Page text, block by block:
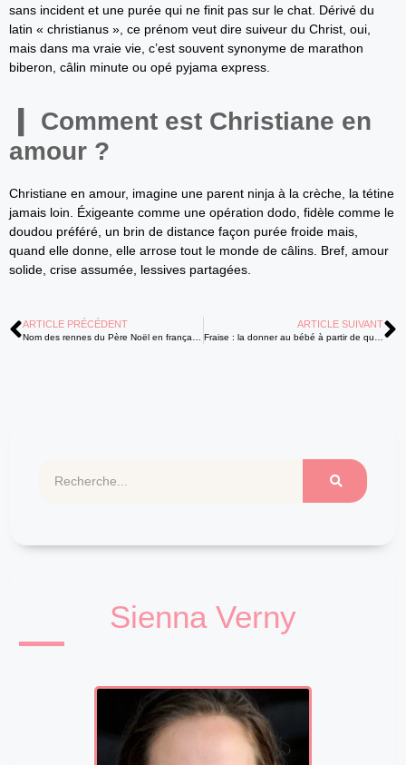
sans incident et une purée qui ne finit pas sur le chat. Dérivé du
latin « christianus », ce prénom veut dire suiveur du Christ, oui,
mais dans ma vraie vie, c’est souvent synonyme de marathon
biberon, câlin minute ou opé pyjama express.
Comment est Christiane en
amour ?
Christiane en amour, imagine une parent ninja à la crèche, la tétine
jamais loin. Éxigeante comme une opération dodo, fidèle comme le
doudou préféré, un brin de distance façon purée froide mais,
quand elle donne, elle arrose tout le monde de câlins. Bref, amour
solide, crise assumée, lessives partagées.
ARTICLE PRÉCÉDENT ARTICLE SUIVANT
Sienna Verny